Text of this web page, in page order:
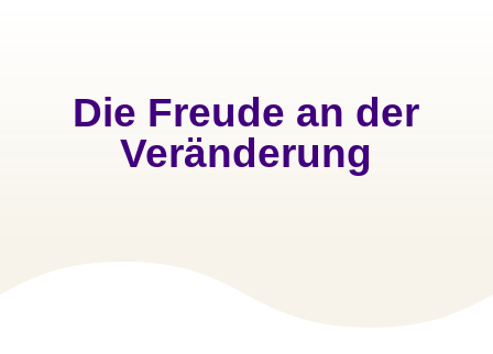
Die Freude an der
Veränderung